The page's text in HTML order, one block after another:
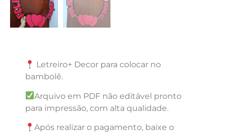
Letreiro+ Decor para colocar no
bambolê.
Arquivo em PDF não editável pronto
para impressão, com alta qualidade.
Após realizar o pagamento, baixe o